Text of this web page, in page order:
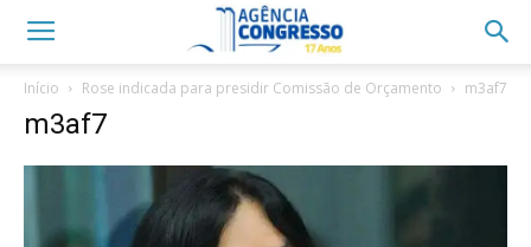
Início Rose indicada para presidir Comissão de Orçamento m3af7
m3af7